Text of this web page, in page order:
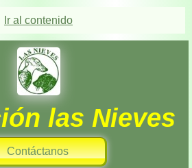
Ir al contenido
las Nieves
Contáctanos